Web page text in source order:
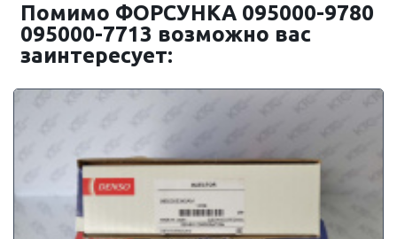
Помимо ФОРСУНКА 095000-9780
095000-7713 возможно вас
заинтересует: